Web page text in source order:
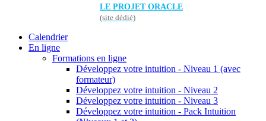
LE PROJET ORACLE
(site dédié)
Calendrier
En ligne
Formations en ligne
Développez votre intuition - Niveau 1 (avec
formateur)
Développez votre intuition - Niveau 2
Développez votre intuition - Niveau 3
Développez votre intuition - Pack Intuition